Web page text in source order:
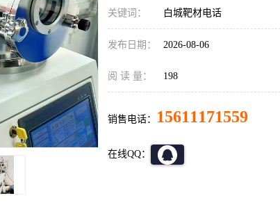
关键词： 白城靶材电话
发布日期： 2026-08-06
阅 读 量： 198
销售电话： 15611171559
在线QQ：